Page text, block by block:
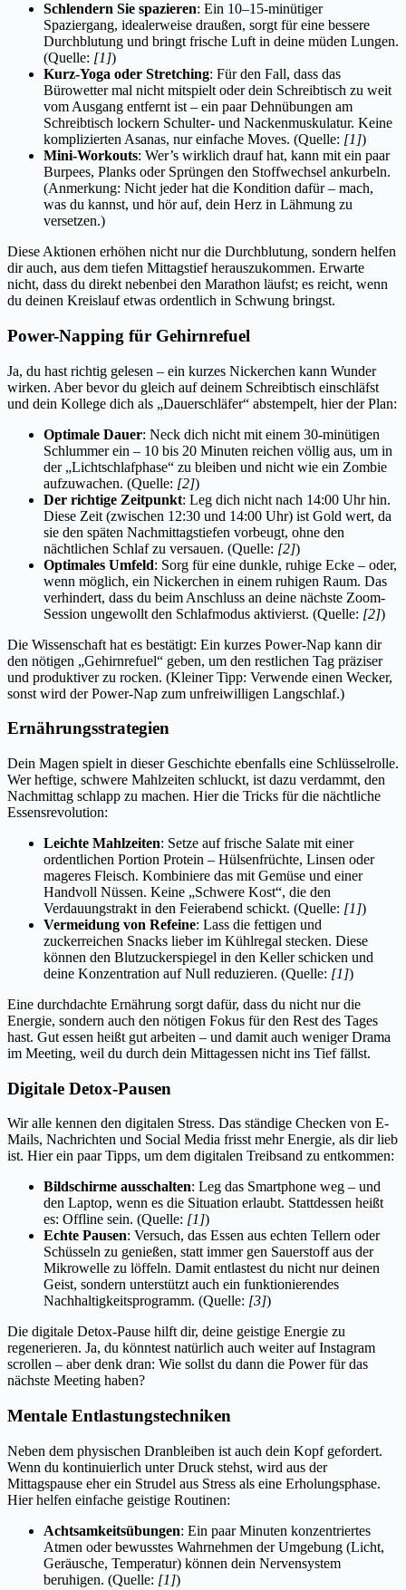
Schlendern Sie spazieren: Ein 10–15-minütiger
Spaziergang, idealerweise draußen, sorgt für eine bessere
Durchblutung und bringt frische Luft in deine müden Lungen.
(Quelle: [1])
Kurz-Yoga oder Stretching: Für den Fall, dass das
Bürowetter mal nicht mitspielt oder dein Schreibtisch zu weit
vom Ausgang entfernt ist – ein paar Dehnübungen am
Schreibtisch lockern Schulter- und Nackenmuskulatur. Keine
komplizierten Asanas, nur einfache Moves. (Quelle: [1])
Mini-Workouts: Wer’s wirklich drauf hat, kann mit ein paar
Burpees, Planks oder Sprüngen den Stoffwechsel ankurbeln.
(Anmerkung: Nicht jeder hat die Kondition dafür – mach,
was du kannst, und hör auf, dein Herz in Lähmung zu
versetzen.)
Diese Aktionen erhöhen nicht nur die Durchblutung, sondern helfen
dir auch, aus dem tiefen Mittagstief herauszukommen. Erwarte
nicht, dass du direkt nebenbei den Marathon läufst; es reicht, wenn
du deinen Kreislauf etwas ordentlich in Schwung bringst.
Power-Napping für Gehirnrefuel
Ja, du hast richtig gelesen – ein kurzes Nickerchen kann Wunder
wirken. Aber bevor du gleich auf deinem Schreibtisch einschläfst
und dein Kollege dich als „Dauerschläfer“ abstempelt, hier der Plan:
Optimale Dauer: Neck dich nicht mit einem 30-minütigen
Schlummer ein – 10 bis 20 Minuten reichen völlig aus, um in
der „Lichtschlafphase“ zu bleiben und nicht wie ein Zombie
aufzuwachen. (Quelle: [2])
Der richtige Zeitpunkt: Leg dich nicht nach 14:00 Uhr hin.
Diese Zeit (zwischen 12:30 und 14:00 Uhr) ist Gold wert, da
sie den späten Nachmittagstiefen vorbeugt, ohne den
nächtlichen Schlaf zu versauen. (Quelle: [2])
Optimales Umfeld: Sorg für eine dunkle, ruhige Ecke – oder,
wenn möglich, ein Nickerchen in einem ruhigen Raum. Das
verhindert, dass du beim Anschluss an deine nächste Zoom-
Session ungewollt den Schlafmodus aktivierst. (Quelle: [2])
Die Wissenschaft hat es bestätigt: Ein kurzes Power-Nap kann dir
den nötigen „Gehirnrefuel“ geben, um den restlichen Tag präziser
und produktiver zu rocken. (Kleiner Tipp: Verwende einen Wecker,
sonst wird der Power-Nap zum unfreiwilligen Langschlaf.)
Ernährungsstrategien
Dein Magen spielt in dieser Geschichte ebenfalls eine Schlüsselrolle.
Wer heftige, schwere Mahlzeiten schluckt, ist dazu verdammt, den
Nachmittag schlapp zu machen. Hier die Tricks für die nächtliche
Essensrevolution:
Leichte Mahlzeiten: Setze auf frische Salate mit einer
ordentlichen Portion Protein – Hülsenfrüchte, Linsen oder
mageres Fleisch. Kombiniere das mit Gemüse und einer
Handvoll Nüssen. Keine „Schwere Kost“, die den
Verdauungstrakt in den Feierabend schickt. (Quelle: [1])
Vermeidung von Refeine: Lass die fettigen und
zuckerreichen Snacks lieber im Kühlregal stecken. Diese
können den Blutzuckerspiegel in den Keller schicken und
deine Konzentration auf Null reduzieren. (Quelle: [1])
Eine durchdachte Ernährung sorgt dafür, dass du nicht nur die
Energie, sondern auch den nötigen Fokus für den Rest des Tages
hast. Gut essen heißt gut arbeiten – und damit auch weniger Drama
im Meeting, weil du durch dein Mittagessen nicht ins Tief fällst.
Digitale Detox-Pausen
Wir alle kennen den digitalen Stress. Das ständige Checken von E-
Mails, Nachrichten und Social Media frisst mehr Energie, als dir lieb
ist. Hier ein paar Tipps, um dem digitalen Treibsand zu entkommen:
Bildschirme ausschalten: Leg das Smartphone weg – und
den Laptop, wenn es die Situation erlaubt. Stattdessen heißt
es: Offline sein. (Quelle: [1])
Echte Pausen: Versuch, das Essen aus echten Tellern oder
Schüsseln zu genießen, statt immer gen Sauerstoff aus der
Mikrowelle zu löffeln. Damit entlastest du nicht nur deinen
Geist, sondern unterstützt auch ein funktionierendes
Nachhaltigkeitsprogramm. (Quelle: [3])
Die digitale Detox-Pause hilft dir, deine geistige Energie zu
regenerieren. Ja, du könntest natürlich auch weiter auf Instagram
scrollen – aber denk dran: Wie sollst du dann die Power für das
nächste Meeting haben?
Mentale Entlastungstechniken
Neben dem physischen Dranbleiben ist auch dein Kopf gefordert.
Wenn du kontinuierlich unter Druck stehst, wird aus der
Mittagspause eher ein Strudel aus Stress als eine Erholungsphase.
Hier helfen einfache geistige Routinen:
Achtsamkeitsübungen: Ein paar Minuten konzentriertes
Atmen oder bewusstes Wahrnehmen der Umgebung (Licht,
Geräusche, Temperatur) können dein Nervensystem
beruhigen. (Quelle: [1])